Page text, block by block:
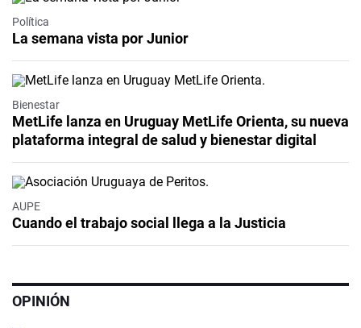
Política
La semana vista por Junior
Bienestar
MetLife lanza en Uruguay MetLife Orienta, su nueva
plataforma integral de salud y bienestar digital
AUPE
Cuando el trabajo social llega a la Justicia
OPINIÓN